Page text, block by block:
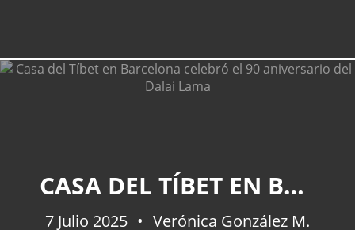
CASA DEL TÍBET EN BARCELONA CELEBRÓ EL 90 ANIVERSARIO DEL DALAI LAMA
7 Julio 2025 Verónica González M.